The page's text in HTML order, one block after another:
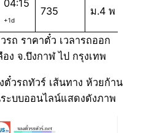
04:15
+1d
735 ม.4 พ
รถ ราคาตั๋ว เวลารถออก
ง จ.บึงกาฬ ไป กรุงเทพ
วรถทัวร์ เส้นทาง ห้วยก้าน
ะบบออนไลน์แสดงดังภาพ